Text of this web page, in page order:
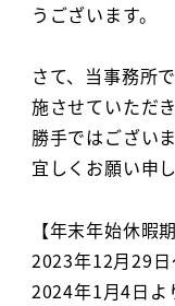
うございます。
さて、当事務所
施させていただ
勝手ではござい
宜しくお願い申
【年末年始休暇
2023年12月29
2024年1月4日よ